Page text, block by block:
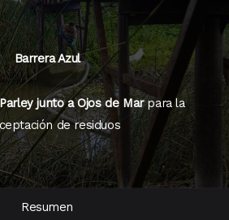
Barrera Azul
junto a Ojos de Marpara la
de residuos
Resumen